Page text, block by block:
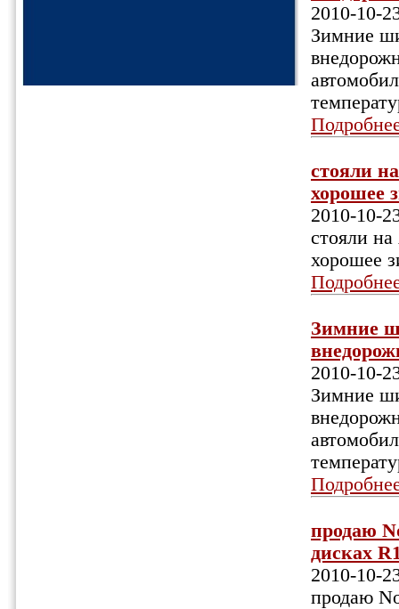
2010-10-
Зимние
стояли
хорошее
2010-10-
стояли
хорошее
Зимние
2010-10-
Зимние
продаю
дисках
2010-10-
продаю